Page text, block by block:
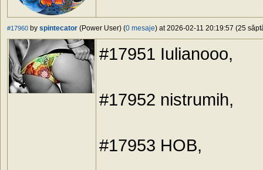
#17960 by spintecator (Power User) (0 mesaje) at 2026-02-11 20:19:57 (25
#17951 Iulianooo,
#17952 nistrumih,
#17953 HOB,